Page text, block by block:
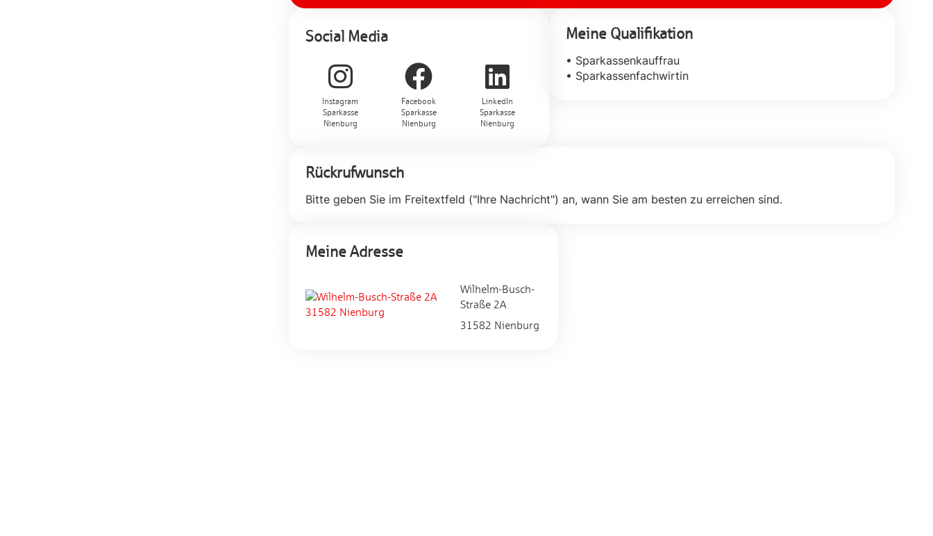
Meine Qualifikation
• Sparkassenkauffrau
• Sparkassenfachwirtin
Rückrufwunsch
Bitte geben Sie im Freitextfeld ("Ihre Nachricht") an, wann Sie am besten zu erreichen sind.
Social Media
Instagram
Sparkasse
Nienburg
Facebook
Sparkasse
Nienburg
LinkedIn
Sparkasse
Nienburg
Meine Adresse
Wilhelm-Busch-
Straße 2A
31582 Nienburg